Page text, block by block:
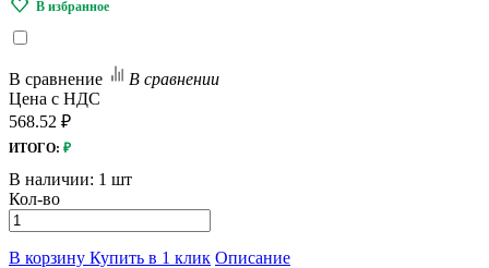
В сравнение
В сравнении
Цена с НДС
568.52 ₽
ИТОГО: ₽
В наличии: 1 шт
Кол-во
В корзину Купить в 1 клик Описание